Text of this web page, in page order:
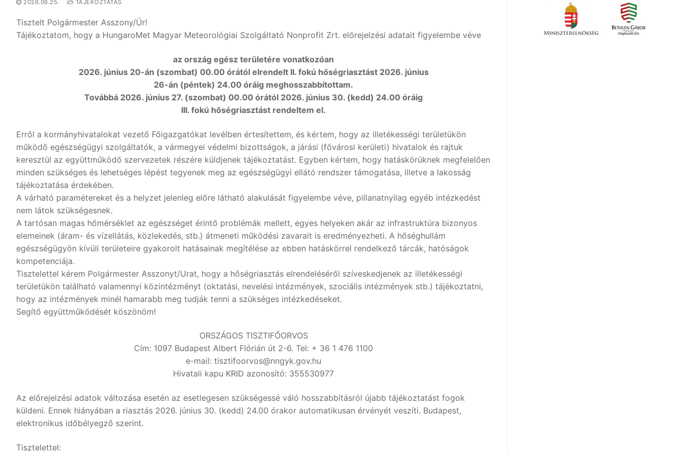
2026.06.25. TÁJÉKOZTATÁS
Tisztelt Polgármester Asszony/Úr!
Tájékoztatom, hogy a HungaroMet Magyar Meteorológiai Szolgáltató Nonprofit Zrt. előrejelzési adatait figyelembe véve
az ország egész területére vonatkozóan
2026. június 20-án (szombat) 00.00 órától elrendelt II. fokú hőségriasztást 2026. június
26-án (péntek) 24.00 óráig meghosszabbítottam.
Továbbá 2026. június 27. (szombat) 00.00 órától 2026. június 30. (kedd) 24.00 óráig
III. fokú hőségriasztást rendeltem el.
Erről a kormányhivatalokat vezető Főigazgatókat levélben értesítettem, és kértem, hogy az illetékességi területükön
működő egészségügyi szolgáltatók, a vármegyei védelmi bizottságok, a járási (fővárosi kerületi) hivatalok és rajtuk
keresztül az együttműködő szervezetek részére küldjenek tájékoztatást. Egyben kértem, hogy hatáskörüknek megfelelően
minden szükséges és lehetséges lépést tegyenek meg az egészségügyi ellátó rendszer támogatása, illetve a lakosság
tájékoztatása érdekében.
A várható paramétereket és a helyzet jelenleg előre látható alakulását figyelembe véve, pillanatnyilag egyéb intézkedést
nem látok szükségesnek.
A tartósan magas hőmérséklet az egészséget érintő problémák mellett, egyes helyeken akár az infrastruktúra bizonyos
elemeinek (áram- és vízellátás, közlekedés, stb.) átmeneti működési zavarait is eredményezheti. A hőséghullám
egészségügyön kívüli területeire gyakorolt hatásainak megítélése az ebben hatáskörrel rendelkező tárcák, hatóságok
kompetenciája.
Tisztelettel kérem Polgármester Asszonyt/Urat, hogy a hőségriasztás elrendeléséről szíveskedjenek az illetékességi
területükön található valamennyi közintézményt (oktatási, nevelési intézmények, szociális intézmények stb.) tájékoztatni,
hogy az intézmények minél hamarabb meg tudják tenni a szükséges intézkedéseket.
Segítő együttműködését köszönöm!
ORSZÁGOS TISZTIFŐORVOS
Cím: 1097 Budapest Albert Flórián út 2-6. Tel: + 36 1 476 1100
e-mail: tisztifoorvos@nngyk.gov.hu
Hivatali kapu KRID azonosító: 355530977
Az előrejelzési adatok változása esetén az esetlegesen szükségessé váló hosszabbításról újabb tájékoztatást fogok
küldeni. Ennek hiányában a riasztás 2026. június 30. (kedd) 24.00 órakor automatikusan érvényét veszíti. Budapest,
elektronikus időbélyegző szerint.
Tisztelettel: